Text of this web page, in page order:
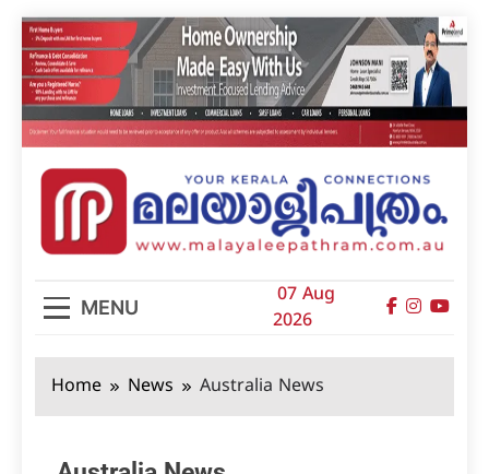
Skip
to
content
മലയാളിപത്രം
MENU
07 Aug
2026
Home News Australia News